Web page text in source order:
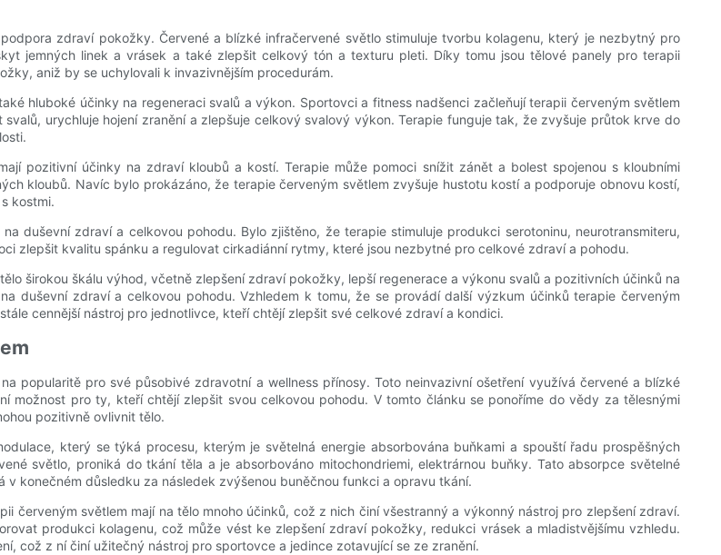
zdraví pokožky. Červené a blízké infračervené světlo stimuluje tvorbu kolagenu, který je nezbytný pro
jemných linek a vrásek a také zlepšit celkový tón a texturu pleti. Díky tomu jsou tělové panely pro terapii
aniž by se uchylovali k invazivnějším procedurám.
hluboké účinky na regeneraci svalů a výkon. Sportovci a fitness nadšenci začleňují terapii červeným světlem
urychluje hojení zranění a zlepšuje celkový svalový výkon. Terapie funguje tak, že zvyšuje průtok krve do
pozitivní účinky na zdraví kloubů a kostí. Terapie může pomoci snížit zánět a bolest spojenou s kloubními
kloubů. Navíc bylo prokázáno, že terapie červeným světlem zvyšuje hustotu kostí a podporuje obnovu kostí,
kostmi.
duševní zdraví a celkovou pohodu. Bylo zjištěno, že terapie stimuluje produkci serotoninu, neurotransmiteru,
zlepšit kvalitu spánku a regulovat cirkadiánní rytmy, které jsou nezbytné pro celkové zdraví a pohodu.
širokou škálu výhod, včetně zlepšení zdraví pokožky, lepší regenerace a výkonu svalů a pozitivních účinků na
duševní zdraví a celkovou pohodu. Vzhledem k tomu, že se provádí další výzkum účinků terapie červeným
cennější nástroj pro jednotlivce, kteří chtějí zlepšit své celkové zdraví a kondici.
popularitě pro své působivé zdravotní a wellness přínosy. Toto neinvazivní ošetření využívá červené a blízké
možnost pro ty, kteří chtějí zlepšit svou celkovou pohodu. V tomto článku se ponoříme do vědy za tělesnými
pozitivně ovlivnit tělo.
který se týká procesu, kterým je světelná energie absorbována buňkami a spouští řadu prospěšných
světlo, proniká do tkání těla a je absorbováno mitochondriemi, elektrárnou buňky. Tato absorpce světelné
konečném důsledku za následek zvýšenou buněčnou funkci a opravu tkání.
červeným světlem mají na tělo mnoho účinků, což z nich činí všestranný a výkonný nástroj pro zlepšení zdraví.
produkci kolagenu, což může vést ke zlepšení zdraví pokožky, redukci vrásek a mladistvějšímu vzhledu.
což z ní činí užitečný nástroj pro sportovce a jedince zotavující se ze zranění.